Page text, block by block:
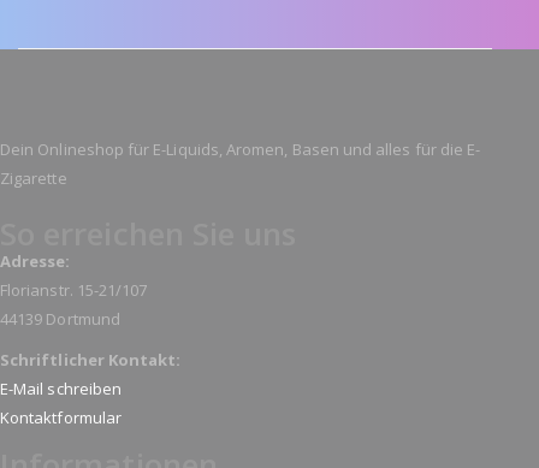
Dein Onlineshop für E-Liquids, Aromen, Basen und alles für die E-
Zigarette
Adresse:
Florianstr. 15-21/107
44139 Dortmund
Schriftlicher Kontakt:
E-Mail schreiben
Kontaktformular